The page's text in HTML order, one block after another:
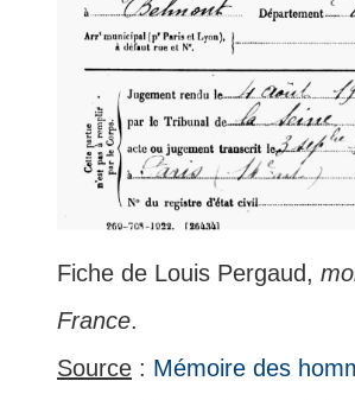
Fiche de Louis Pergaud,
France.
Source: Mémoire des